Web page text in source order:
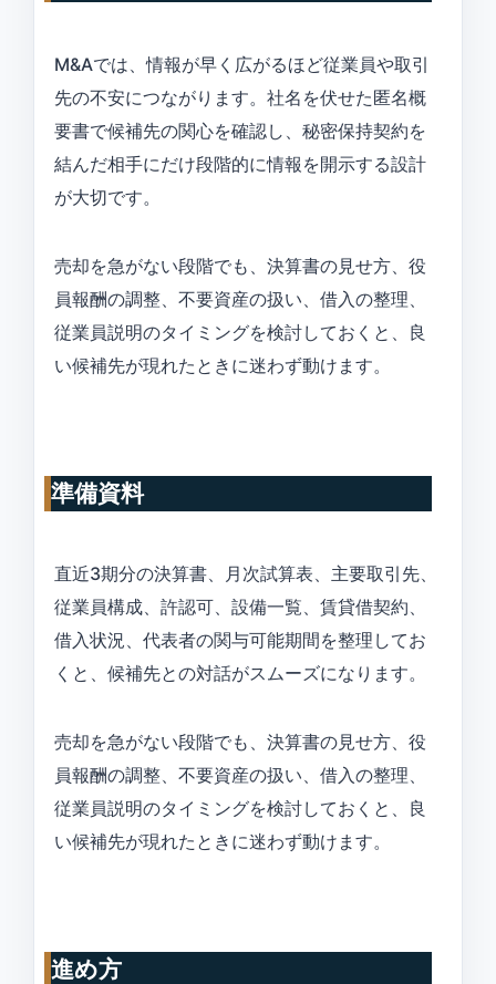
M&Aでは、情報が早く広がるほど従業員や取引
先の不安につながります。社名を伏せた匿名概
要書で候補先の関心を確認し、秘密保持契約を
結んだ相手にだけ段階的に情報を開示する設計
が大切です。
売却を急がない段階でも、決算書の見せ方、役
員報酬の調整、不要資産の扱い、借入の整理、
従業員説明のタイミングを検討しておくと、良
い候補先が現れたときに迷わず動けます。
準備資料
直近3期分の決算書、月次試算表、主要取引先、
従業員構成、許認可、設備一覧、賃貸借契約、
借入状況、代表者の関与可能期間を整理してお
くと、候補先との対話がスムーズになります。
売却を急がない段階でも、決算書の見せ方、役
員報酬の調整、不要資産の扱い、借入の整理、
従業員説明のタイミングを検討しておくと、良
い候補先が現れたときに迷わず動けます。
進め方